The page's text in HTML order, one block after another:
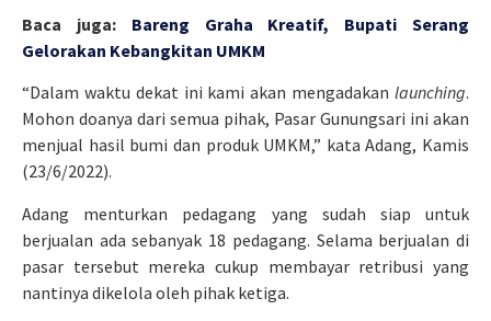
Baca juga: Bareng Graha Kreatif, Bupati Serang
Gelorakan Kebangkitan UMKM
“Dalam waktu dekat ini kami akan mengadakan launching.
Mohon doanya dari semua pihak, Pasar Gunungsari ini akan
menjual hasil bumi dan produk UMKM,” kata Adang, Kamis
(23/6/2022).
Adang menturkan pedagang yang sudah siap untuk
berjualan ada sebanyak 18 pedagang. Selama berjualan di
pasar tersebut mereka cukup membayar retribusi yang
nantinya dikelola oleh pihak ketiga.